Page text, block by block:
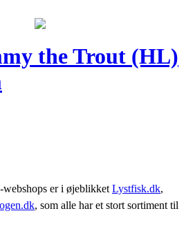
the Trout (HL)
er i øjeblikket Lystfisk.dk,
, som alle har et stort sortiment til